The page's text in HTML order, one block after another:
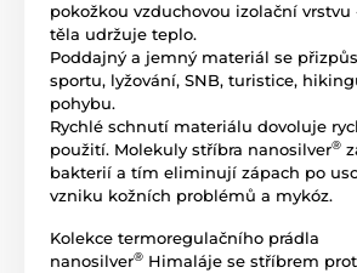
pokožkou vzduchovou izolační vrstvu
těla udržuje teplo.
Poddajný a jemný materiál se
sportu, lyžování, SNB, turistice,
pohybu.
Rychlé schnutí materiálu dovoluje
použití. Molekuly stříbra nanosilver®
bakterií a tím eliminují zápach po
vzniku kožních problémů a mykóz.
Kolekce termoregulačního prádla
nanosilver® Himaláje se stříbrem